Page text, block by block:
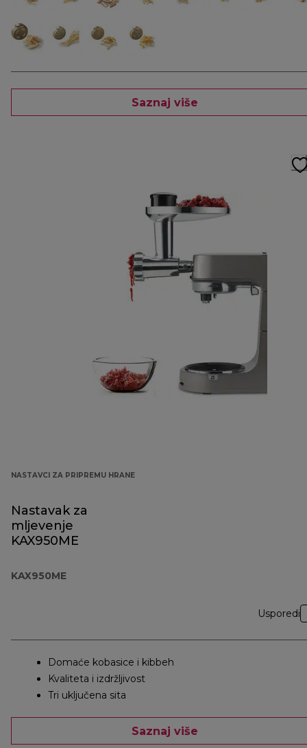
Saznaj više
NASTAVCI ZA PRIPREMU HRANE
Nastavak za
mljevenje
KAX950ME
KAX950ME
Usporedi
Domaće kobasice i kibbeh
Kvaliteta i izdržljivost
Tri uključena sita
Saznaj više